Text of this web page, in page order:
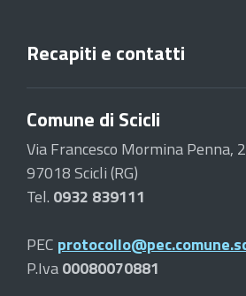
Recapiti e contatti
Comune di Scicli
Via Francesco Mormina Penna, 2
97018 Scicli (RG)
Tel. 0932 839111
PEC
P.Iva00080070881